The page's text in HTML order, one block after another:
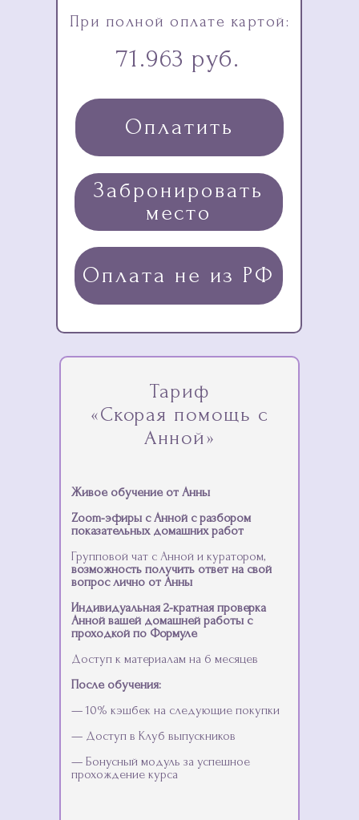
Оплатить
Тариф
«Скорая помощь с
Анной»
71.963 руб.
При полной оплате картой:
Живое обучение от Анны
Zoom-эфиры с Анной с разбором
показательных домашних работ
Групповой чат с Анной и куратором,
возможность получить ответ на свой
вопрос лично от Анны
Индивидуальная 2-кратная проверка
Анной вашей домашней работы с
проходкой по Формуле
Доступ к материалам на 6 месяцев
После обучения:
— 10% кэшбек на следующие покупки
— Доступ в Клуб выпускников
— Бонусный модуль за успешное
прохождение курса
Забронировать
место
Оплата не из РФ